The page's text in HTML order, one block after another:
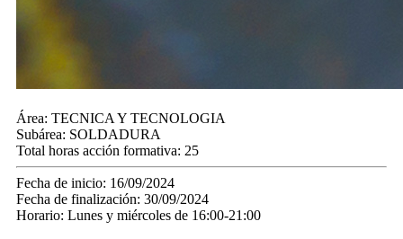
Área: TECNICA Y TECNOLOGIA
Subárea: SOLDADURA
Total horas acción formativa: 25
Fecha de inicio: 16/09/2024
Fecha de finalización: 30/09/2024
Horario: Lunes y miércoles de 16:00-21:00